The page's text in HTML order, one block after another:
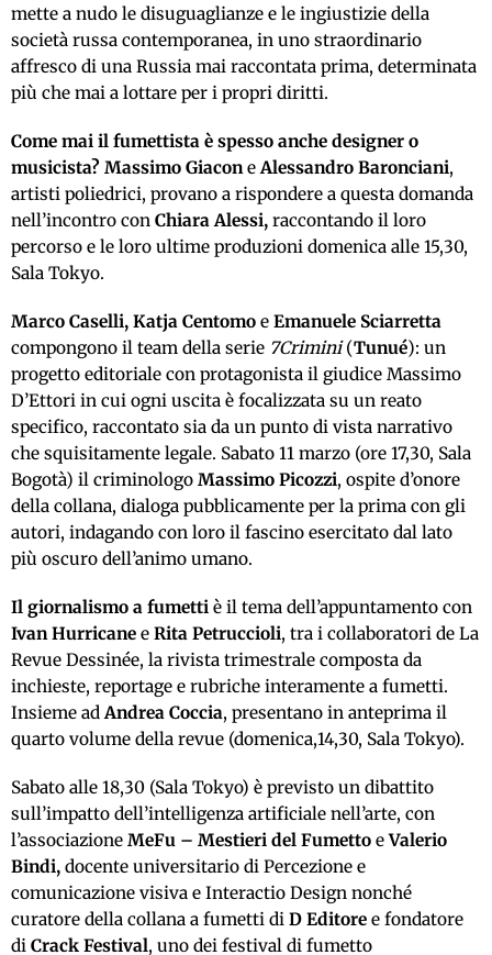
mette a nudo le disuguaglianze e le ingiustizie della
società russa contemporanea, in uno straordinario
affresco di una Russia mai raccontata prima, determinata
più che mai a lottare per i propri diritti.
Come mai il fumettista è spesso anche designer o
musicista? Massimo GiaconeAlessandro Baronciani,
artisti poliedrici, provano a rispondere a questa domanda
nell’incontro con Chiara Alessi, raccontando il loro
percorso e le loro ultime produzioni domenica alle 15,30,
Sala Tokyo.
Marco Caselli, Katja Centomo e Emanuele Sciarretta
compongono il team della serie 7Crimini(Tunué): un
progetto editoriale con protagonista il giudice Massimo
D’Ettori in cui ogni uscita è focalizzata su un reato
specifico, raccontato sia da un punto di vista narrativo
che squisitamente legale. Sabato 11 marzo (ore 17,30, Sala
Bogotà) il criminologo Massimo Picozzi, ospite d’onore
della collana, dialoga pubblicamente per la prima con gli
autori, indagando con loro il fascino esercitato dal lato
più oscuro dell’animo umano.
Il giornalismo a fumetti è il tema dell’appuntamento con
Ivan Hurricane e Rita Petruccioli, tra i collaboratori de La
Revue Dessinée, la rivista trimestrale composta da
inchieste, reportage e rubriche interamente a fumetti.
Insieme adAndrea Coccia, presentano in anteprima il
quarto volume della revue (domenica,14,30, Sala Tokyo).
Sabato alle 18,30 (Sala Tokyo) è previsto un dibattito
sull’impatto dell’intelligenza artificiale nell’arte, con
l’associazione MeFu – Mestieri del Fumetto eValerio
Bindi, docente universitario di Percezione e
comunicazione visiva e Interactio Design nonché
curatore della collana a fumetti di D Editore e fondatore
di Crack Festival, uno dei festival di fumetto